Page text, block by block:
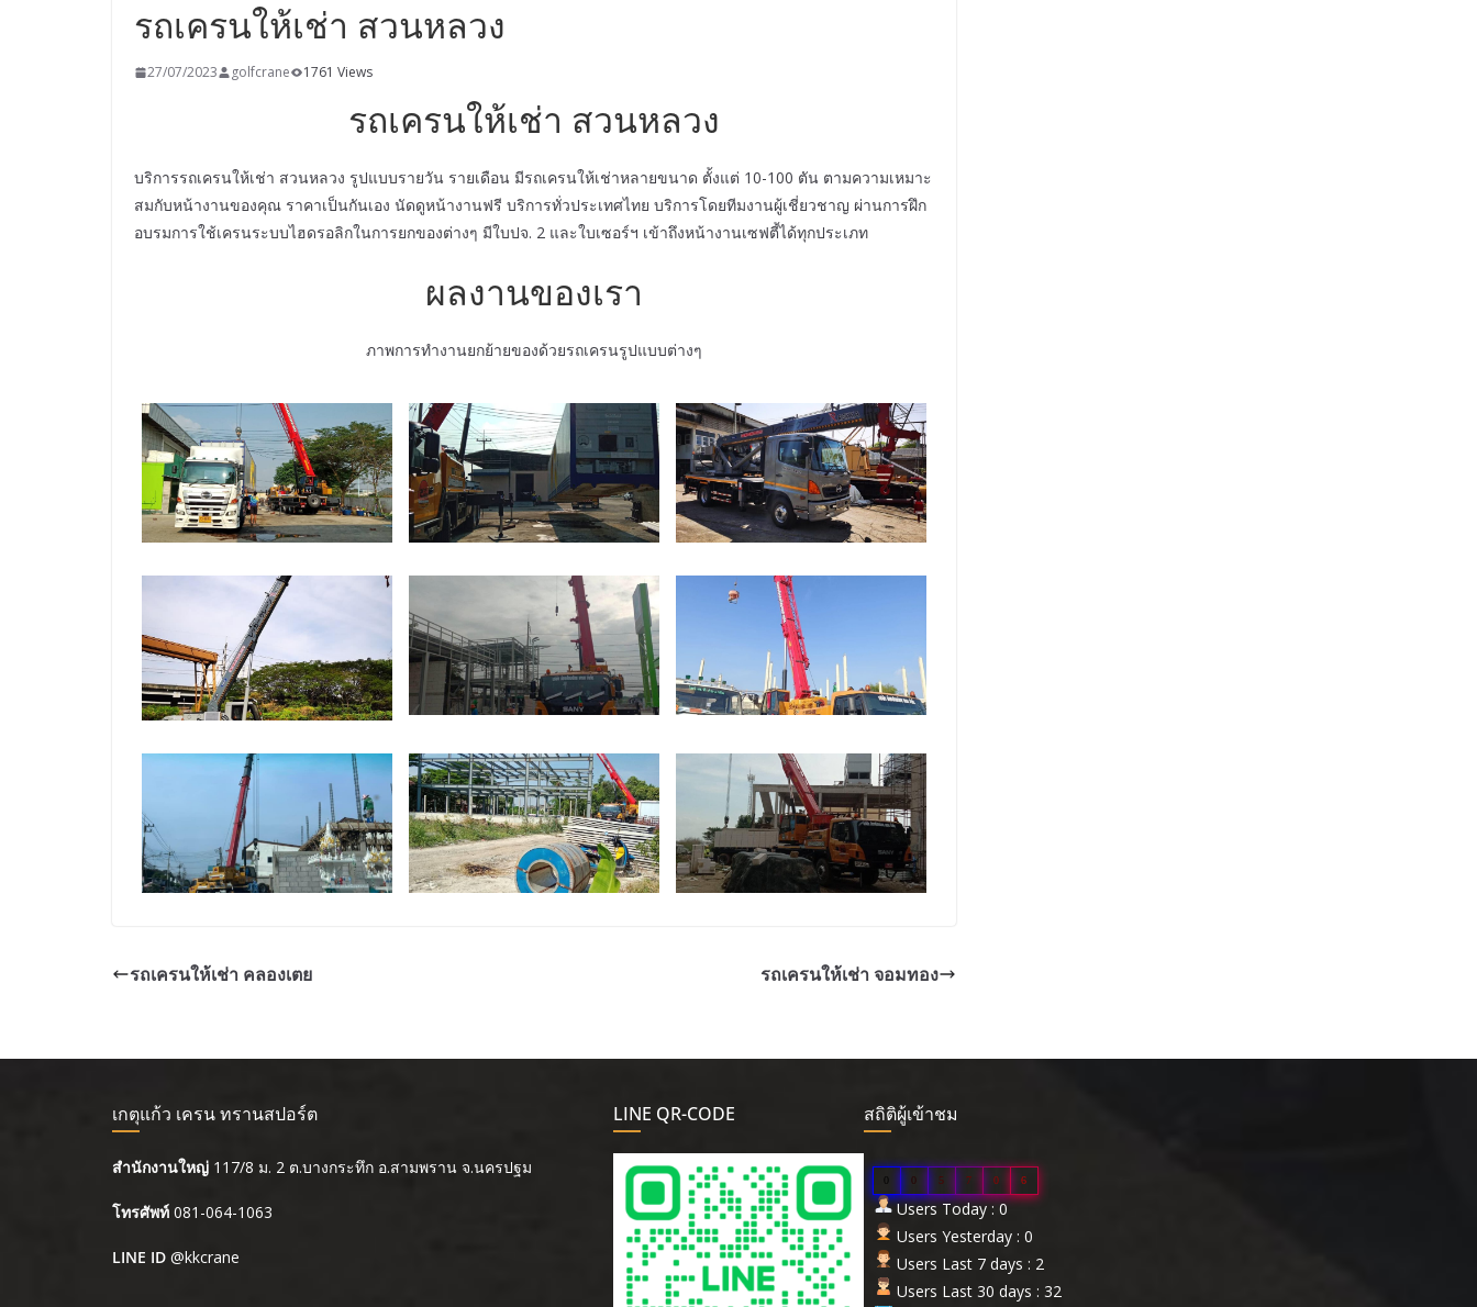
รถเครนให้เช่า สวนหลวง
27/07/2023 golfcrane 1761 Views
รถเครนให้เช่า สวนหลวง
บริการรถเครนให้เช่า สวนหลวง รูปแบบรายวัน รายเดือน มีรถเครนให้เช่าหลายขนาด ตั้งแต่ 10-100 ตัน ตามความเหมาะ
สมกับหน้างานของคุณ ราคาเป็นกันเอง นัดดูหน้างานฟรี บริการทั่วประเทศไทย บริการโดยทีมงานผู้เชี่ยวชาญ ผ่านการฝึก
อบรมการใช้เครนระบบไฮดรอลิกในการยกของต่างๆ มีใบปจ. 2 และใบเซอร์ฯ เข้าถึงหน้างานเซฟตี้ได้ทุกประเภท
ผลงานของเรา
ภาพการทำงานยกย้ายของด้วยรถเครนรูปแบบต่างๆ
รถเครนให้เช่า คลองเตย รถเครนให้เช่า จอมทอง
เกตุแก้ว เครน ทรานสปอร์ต
สำนักงานใหญ่ 117/8 ม. 2 ต.บางกระทึก อ.สามพราน จ.นครปฐม
โทรศัพท์ 081-064-1063
LINE ID @kkcrane
LINE QR-CODE สถิติผู้เข้าชม
5 7 0 6
Users Today : 0
Users Yesterday : 0
Users Last 7 days : 2
Users Last 30 days : 32